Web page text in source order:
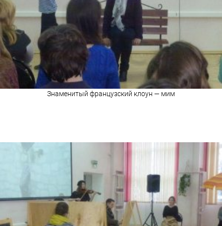
Знаменитый французский клоун — мим